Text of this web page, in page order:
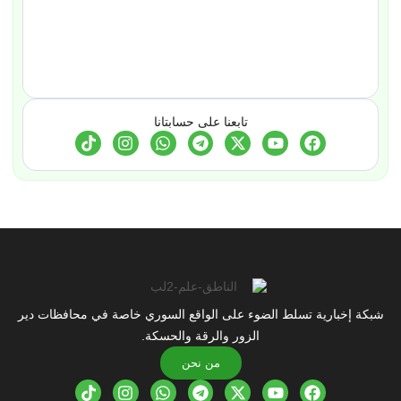
تابعنا على حسابتانا
شبكة إخبارية تسلط الضوء على الواقع السوري خاصة في محافظات دير
الزور والرقة والحسكة.
من نحن